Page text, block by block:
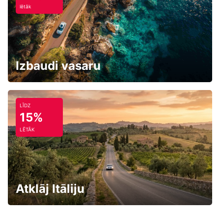
lētāk
Izbaudi vasaru
LĪDZ
15%
LĒTĀK
Atklāj Itāliju